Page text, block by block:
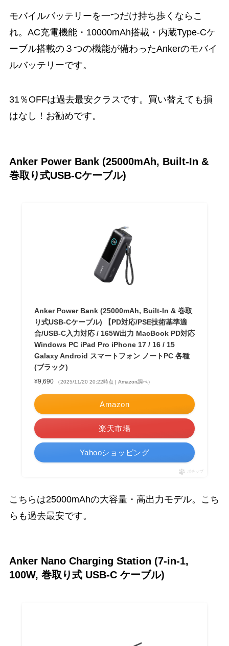
モバイルバッテリーを一つだけ持ち歩くならこ
れ。AC充電機能・10000mAh搭載・内蔵Type-Cケ
ーブル搭載の３つの機能が備わったAnkerのモバイ
ルバッテリーです。
31％OFFは過去最安クラスです。買い替えても損
はなし！お勧めです。
Anker Power Bank (25000mAh, Built-In &
巻取り式USB-Cケーブル)
Anker Power Bank (25000mAh, Built-In & 巻取
り式USB-Cケーブル) 【PD対応/PSE技術基準適
合/USB-C入力対応 / 165W出力 MacBook PD対応
Windows PC iPad Pro iPhone 17 / 16 / 15
Galaxy Android スマートフォン ノートPC 各種
(ブラック)
¥9,690 （2025/11/20 20:22時点 | Amazon調べ）
Amazon
楽天市場
Yahooショッピング
ポチップ
こちらは25000mAhの大容量・高出力モデル。こち
らも過去最安です。
Anker Nano Charging Station (7-in-1,
100W, 巻取り式 USB-C ケーブル)